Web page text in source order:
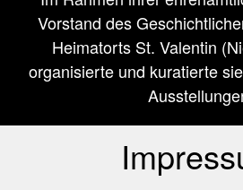
Vorstand des
Heimatorts St. Valentin
organisierte und kuratierte